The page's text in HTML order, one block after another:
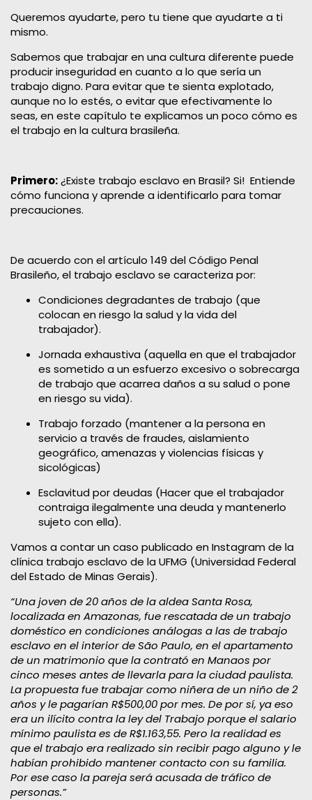
Queremos ayudarte, pero tu tiene que ayudarte a ti
mismo. ​
Sabemos que trabajar en una cultura diferente puede
producir inseguridad en cuanto a lo que sería un
trabajo digno. Para evitar que te sienta explotado,
aunque no lo estés, o evitar que efectivamente lo
seas, en este capítulo te explicamos un poco cómo es
el trabajo en la cultura brasileña.​
Primero:¿Existe trabajo esclavo en Brasil? Si! Entiende
cómo funciona y aprende a identificarlo para tomar
precauciones.​
De acuerdo con el artículo 149 del Código Penal
Brasileño, el trabajo esclavo se caracteriza por:
Condiciones degradantes de trabajo (que
colocan en riesgo la salud y la vida del
trabajador).
Jornada exhaustiva (aquella en que el trabajador
es sometido a un esfuerzo excesivo o sobrecarga
de trabajo que acarrea daños a su salud o pone
en riesgo su vida).
Trabajo forzado (mantener a la persona en
servicio a través de fraudes, aislamiento
geográfico, amenazas y violencias físicas y
sicológicas)
Esclavitud por deudas (Hacer que el trabajador
contraiga ilegalmente una deuda y mantenerlo
sujeto con ella).​
Vamos a contar un caso publicado en Instagram de la
clínica trabajo esclavo de la UFMG (Universidad Federal
del Estado de Minas Gerais).
“Una joven de 20 años de la aldea Santa Rosa,
localizada en Amazonas, fue rescatada de un trabajo
doméstico en condiciones análogas a las de trabajo
esclavo en el interior de São Paulo, en el apartamento
de un matrimonio que la contrató en Manaos por
cinco meses antes de llevarla para la ciudad paulista.
La propuesta fue trabajar como niñera de un niño de 2
años y le pagarían R$500,00 por mes. De por sí, ya eso
era un ilícito contra la ley del Trabajo porque el salario
mínimo paulista es de R$1.163,55. Pero la realidad es
que el trabajo era realizado sin recibir pago alguno y le
habían prohibido mantener contacto con su familia.
Por ese caso la pareja será acusada de tráfico de
personas.”